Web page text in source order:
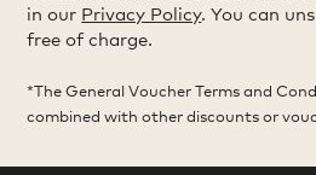
in our Privacy Policy. You can
free of charge.
*The General Voucher Terms and
combined with other discounts or